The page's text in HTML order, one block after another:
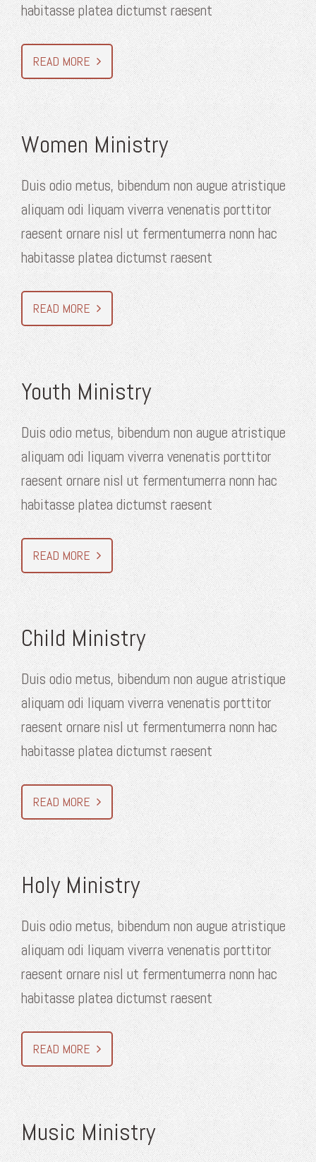
habitasse platea dictumst raesent
READ MORE
Women Ministry
Duis odio metus, bibendum non augue atristique
aliquam odi liquam viverra venenatis porttitor
raesent ornare nisl ut fermentumerra nonn hac
habitasse platea dictumst raesent
READ MORE
Youth Ministry
Duis odio metus, bibendum non augue atristique
aliquam odi liquam viverra venenatis porttitor
raesent ornare nisl ut fermentumerra nonn hac
habitasse platea dictumst raesent
READ MORE
Child Ministry
Duis odio metus, bibendum non augue atristique
aliquam odi liquam viverra venenatis porttitor
raesent ornare nisl ut fermentumerra nonn hac
habitasse platea dictumst raesent
READ MORE
Holy Ministry
Duis odio metus, bibendum non augue atristique
aliquam odi liquam viverra venenatis porttitor
raesent ornare nisl ut fermentumerra nonn hac
habitasse platea dictumst raesent
READ MORE
Music Ministry